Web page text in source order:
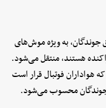
جوندگان، به ویژه موش‌های
هستند، منتقل می‌شود.
جام جهانی ۲۰۲۶ این است که هواداران فوتبال قرار است
جوندگان محسوب می‌شود.